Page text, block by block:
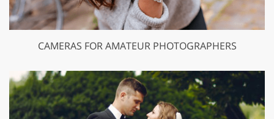
CAMERAS FOR AMATEUR PHOTOGRAPHERS